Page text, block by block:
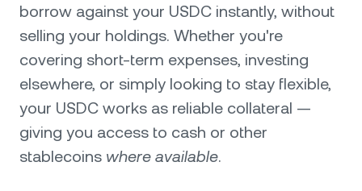
borrow against your USDC instantly, without
selling your holdings. Whether you're
covering short-term expenses, investing
elsewhere, or simply looking to stay flexible,
your USDC works as reliable collateral —
giving you access to cash or other
stablecoins where available.